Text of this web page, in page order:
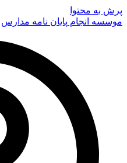
پرش به محتوا
موسسه انجام پایان نامه مدارس